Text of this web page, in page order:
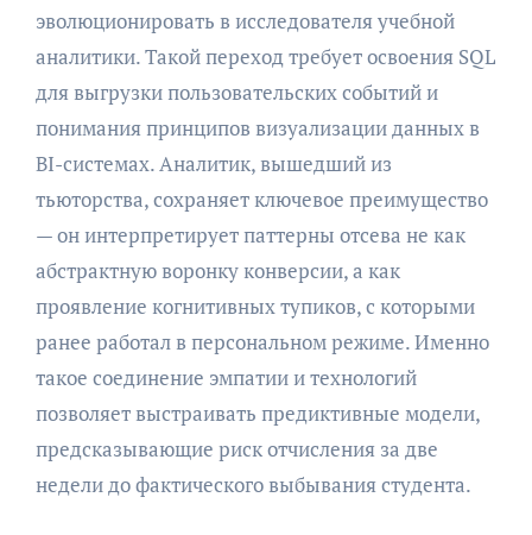
эволюционировать в исследователя учебной
аналитики. Такой переход требует освоения SQL
для выгрузки пользовательских событий и
понимания принципов визуализации данных в
BI-системах. Аналитик, вышедший из
тьюторства, сохраняет ключевое преимущество
— он интерпретирует паттерны отсева не как
абстрактную воронку конверсии, а как
проявление когнитивных тупиков, с которыми
ранее работал в персональном режиме. Именно
такое соединение эмпатии и технологий
позволяет выстраивать предиктивные модели,
предсказывающие риск отчисления за две
недели до фактического выбывания студента.